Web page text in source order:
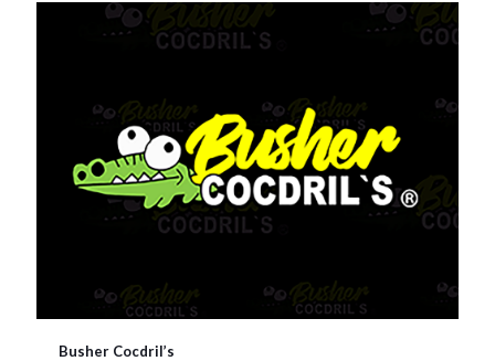
Busher Cocdril’s